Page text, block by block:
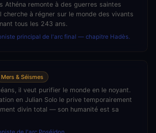
Athéna remonte à des guerres saintes
cherche à régner sur le monde des vivants
tous les 243 ans.
principal de l'arc final — chapitre Hadès.
Mers & Séismes
il veut purifier le monde en le noyant.
en Julian Solo le prive temporairement
divin total — son humanité est sa